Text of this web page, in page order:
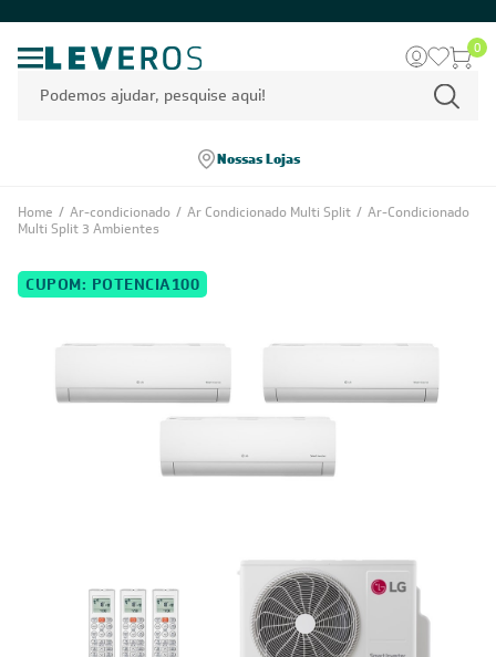
0
Nossas Lojas
Home / Ar-condicionado / Ar Condicionado Multi Split / Ar-Condicionado
Multi Split 3 Ambientes
CUPOM: POTENCIA100